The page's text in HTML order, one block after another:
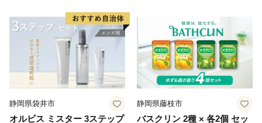
静岡県袋井市
オルビス ミスター 3ステップ
静岡県藤枝市
バスクリン 2種 × 各2個 セッ